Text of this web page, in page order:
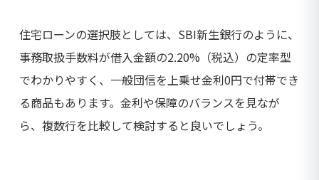
住宅ローンの選択肢としては、SBI新生銀行のように、
事務取扱手数料が借入金額の2.20%（税込）の定率型
でわかりやすく、一般団信を上乗せ金利0円で付帯でき
る商品もあります。金利や保障のバランスを見なが
ら、複数行を比較して検討すると良いでしょう。